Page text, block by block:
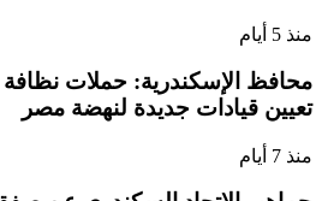
منذ 5 أيام
محافظ الإسكندرية: حملات نظافة
تعيين قيادات جديدة لنهضة مصر
منذ 7 أيام